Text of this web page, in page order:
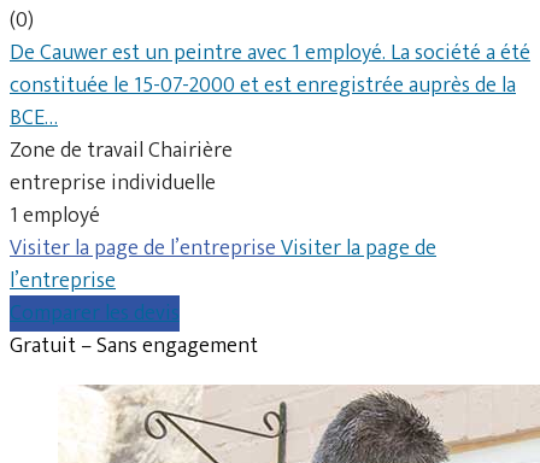
(0)
De Cauwer est un peintre avec 1 employé. La société a été
constituée le 15-07-2000 et est enregistrée auprès de la
BCE…
Zone de travail Chairière
entreprise individuelle
1 employé
Visiter la page de l’entrepriseVisiter la page de
l’entreprise
Comparer les devis
Gratuit – Sans engagement